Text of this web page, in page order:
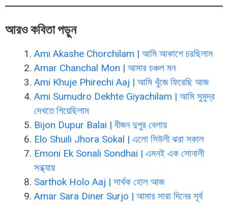
আরও কবিতা পড়ুন
Ami Akashe Chorchilam | আমি আকাশে চরছিলাম
Amar Chanchal Mon | আমার চঞ্চল মন
Ami Khuje Phirechi Aaj | আমি খুঁজে ফিরেছি আজ
Ami Sumudro Dekhte Giyachilam | আমি সুমুদ্র
দেখতে গিয়েছিলাম
Bijon Dupur Balai | বীজন দুপুর বেলায়
Elo Shuili Jhora Sokal | এলো সিউলী ঝরা সকাল
Emoni Ek Sonali Sondhai | এমনই এক সোনালী
সন্ধ্যায়
Sarthok Holo Aaj | সার্থক হোল আজ
Amar Sara Diner Surjo | আমার সারা দিনের সূর্য